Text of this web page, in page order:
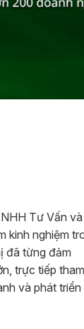
Tư Vấn và
kinh nghiệm
đã từng đảm
trực tiếp tham
và phát triển